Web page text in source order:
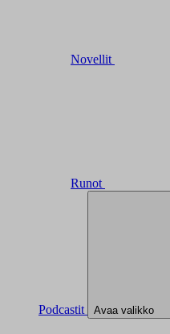
Novellit
Runot
Podcastit Avaa valikko